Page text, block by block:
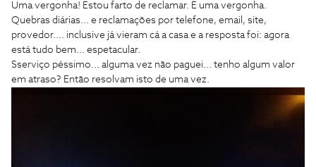
Uma vergonha! Estou farto de reclamar. É uma vergonha.
Quebras diárias... e reclamações por telefone, email, site,
provedor.... inclusive já vieram cá a casa e a resposta foi: agora
está tudo bem... espetacular.
Sserviço péssimo... alguma vez não paguei... tenho algum valor
em atraso? Então resolvam isto de uma vez.